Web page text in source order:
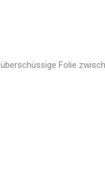
Folie